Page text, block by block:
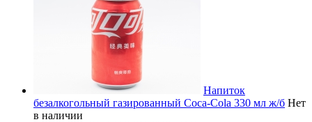
Напиток
безалкогольный газированный Coca-Cola 330 мл ж/б Нет
в наличии